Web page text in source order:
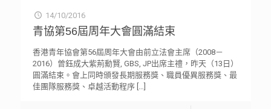
14/10/2016
青協第56屆周年大會圓滿結束
香港青年協會第56屆周年大會由前立法會主席（2008－
2016）曾鈺成大紫荊勳賢, GBS, JP出席主禮，昨天（13日）
圓滿結束。會上同時頒發長期服務獎、職員優異服務獎、最
佳團隊服務獎、卓越活動程序[…]